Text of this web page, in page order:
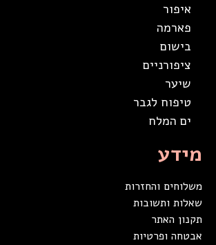
איפור
פארמה
בישום
ציפורניים
שיער
טיפוח לגבר
ים המלח
מידע
משלוחים והחזרות
שאלות ותשובות
תקנון האתר
אבטחה ופרטיות